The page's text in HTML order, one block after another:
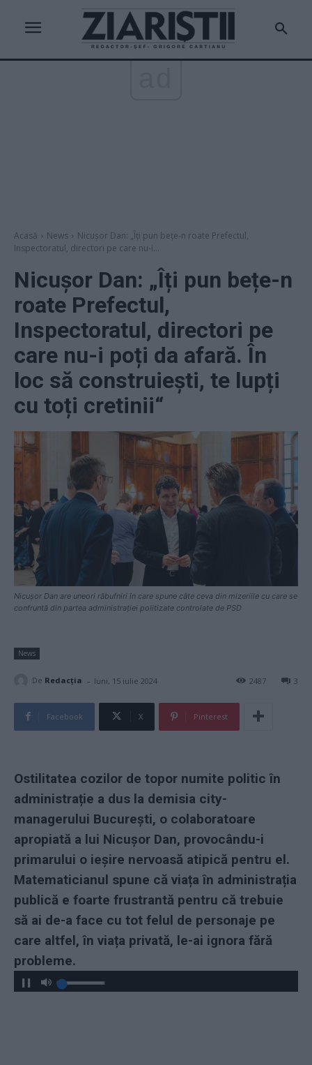
Acasă News
Nicușor Dan: „Îți pun bețe-n roate Prefectul,
Inspectoratul, directori pe care nu-i...
Nicușor Dan: „Îți pun bețe-n
roate Prefectul,
Inspectoratul, directori pe
care nu-i poți da afară. În
loc să construiești, te lupți
cu toți cretinii“
Nicușor Dan are uneori răbufniri în care spune câte ceva din mizeriile cu care se
confruntă din partea administrației politizate controlate de PSD
News
De Redacţia - luni, 15 iulie 2024 3
2487
Facebook X Pinterest
Ostilitatea cozilor de topor numite politic în
administrație a dus la demisia city-
managerului București, o colaboratoare
apropiată a lui Nicușor Dan, provocându-i
primarului o ieșire nervoasă atipică pentru el.
Matematicianul spune că viața în administrația
publică e foarte frustrantă pentru că trebuie
să ai de-a face cu tot felul de personaje pe
care altfel, în viața privată, le-ai ignora fără
probleme.